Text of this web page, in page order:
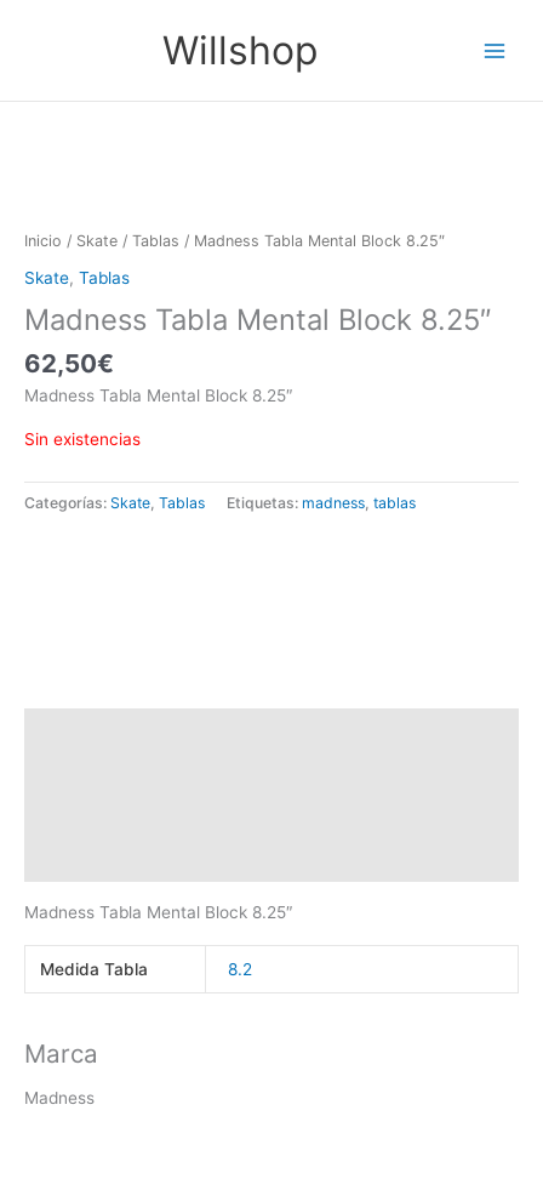
Willshop
Menu
Inicio / Skate / Tablas / Madness Tabla Mental Block 8.25″
Skate, Tablas
Madness Tabla Mental Block 8.25″
62,50€
Madness Tabla Mental Block 8.25″
Sin existencias
Categorías: Skate, Tablas Etiquetas: madness, tablas
Madness Tabla Mental Block 8.25″
Medida Tabla 8.2
Marca
Madness